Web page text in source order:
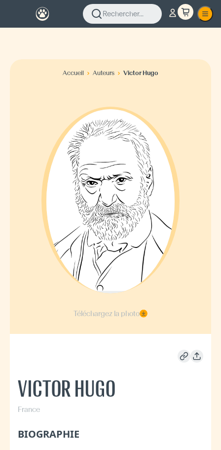
Rechercher...
Accueil Auteurs Victor Hugo
Téléchargez la photo
VICTOR HUGO
France
BIOGRAPHIE